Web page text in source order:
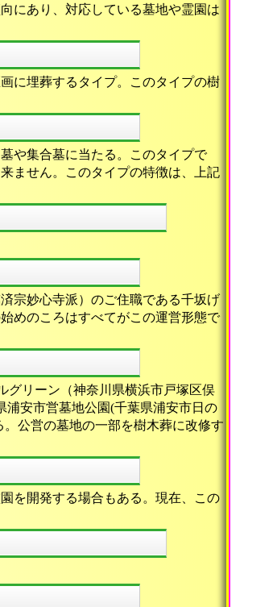
にあり、対応している墓地や霊園は
に埋葬するタイプ。このタイプの樹
や集合墓に当たる。このタイプで
ません。このタイプの特徴は、上記
宗妙心寺派）のご住職である千坂げ
めのころはすべてがこの運営形態で
グリーン（神奈川県横浜市戸塚区俣
浦安市営墓地公園(千葉県浦安市日の
公営の墓地の一部を樹木葬に改修す
を開発する場合もある。現在、この